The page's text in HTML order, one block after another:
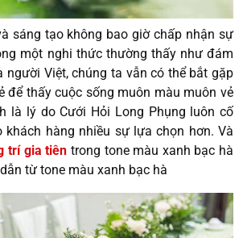
sáng tạo không bao giờ chấp nhận sự
một nghi thức thường thấy như đám
người Việt, chúng ta vẫn có thể bắt gặp
để thấy cuộc sống muôn màu muôn vẻ
là lý do Cưới Hỏi Long Phụng luôn cố
khách hàng nhiều sự lựa chọn hơn. Và
trí gia tiên trong tone màu xanh bạc hà
từ tone màu xanh bạc hà